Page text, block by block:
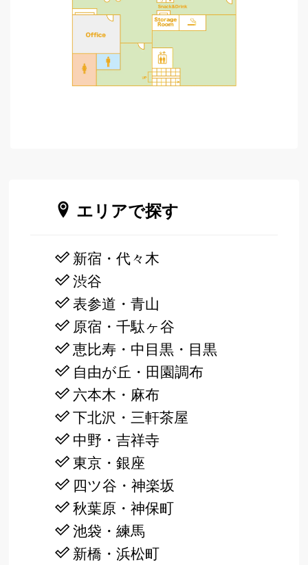
エリアで探す
新宿・代々木
渋谷
表参道・青山
原宿・千駄ヶ谷
恵比寿・中目黒・目黒
自由が丘・田園調布
六本木・麻布
下北沢・三軒茶屋
中野・吉祥寺
東京・銀座
四ツ谷・神楽坂
秋葉原・神保町
池袋・練馬
新橋・浜松町